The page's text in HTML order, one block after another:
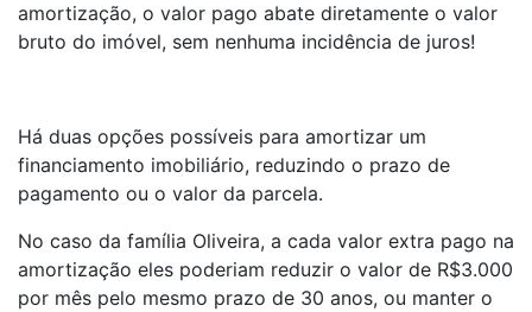
amortização, o valor pago abate diretamente o valor
bruto do imóvel, sem nenhuma incidência de juros!
Há duas opções possíveis para amortizar um
financiamento imobiliário, reduzindo o prazo de
pagamento ou o valor da parcela.
No caso da família Oliveira, a cada valor extra pago na
amortização eles poderiam reduzir o valor de R$3.000
por mês pelo mesmo prazo de 30 anos, ou manter o